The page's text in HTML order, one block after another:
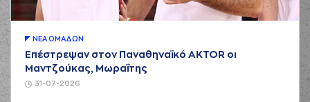
31-07-2026
ΝΕA ΟΜAΔΩΝ
Επέστρεψαν στον Παναθηναϊκό AKTOR οι
Μαντζούκας, Μωραΐτης